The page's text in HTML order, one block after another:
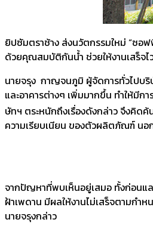
ยิปซัมตราช้าง ส่งนวัตกรรมใหม่ “ซอ
ด้วยคุณสมบัติกันน้ำ ช่วยให้งานเสร็จไ
นายจรุง กาญจนภูมิ ผู้จัดการทั่วไปบริ
และอาคารต่างๆ เพิ่มมากขึ้น ทำให้มี
ษัทฯ ตระหนักถึงเรื่องดังกล่าว จึงคิ
ความเรียบเนียน ของตัวผลิตภัณฑ์ นอ
จากปัญหาที่พบเห็นอยู่เสมอ ทั้งก่อนแล
ฝ้าเพดาน มีผลให้งานไม่เสร็จตามกำ
นายจรุงกล่าว